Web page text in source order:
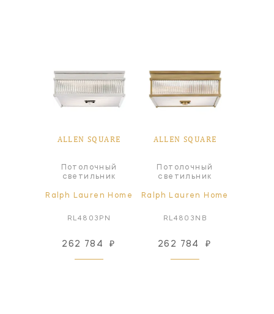
ALLEN SQUARE
Потолочный
светильник
Ralph Lauren Home
RL4803PN
262 784 ₽
ALLEN SQUARE
Потолочный
светильник
Ralph Lauren Home
RL4803NB
262 784 ₽